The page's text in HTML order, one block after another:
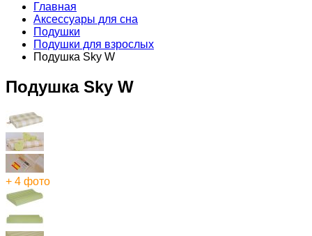
Главная
Аксессуары для сна
Подушки
Подушки для взрослых
Подушка Sky W
Подушка Sky W
+ 4 фото